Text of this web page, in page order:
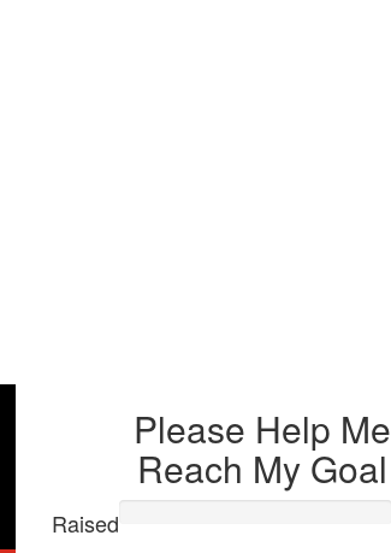
Please Help Me
Reach My Goal
Raised